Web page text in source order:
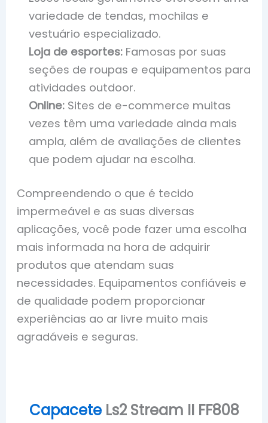
variedade de tendas, mochilas e
vestuário especializado.
Loja de esportes: Famosas por suas
seções de roupas e equipamentos para
atividades outdoor.
Online: Sites de e-commerce muitas
vezes têm uma variedade ainda mais
ampla, além de avaliações de clientes
que podem ajudar na escolha.
Compreendendo o que é tecido
impermeável e as suas diversas
aplicações, você pode fazer uma escolha
mais informada na hora de adquirir
produtos que atendam suas
necessidades. Equipamentos confiáveis e
de qualidade podem proporcionar
experiências ao ar livre muito mais
agradáveis e seguras.
CapaceteLs2 Stream II FF808